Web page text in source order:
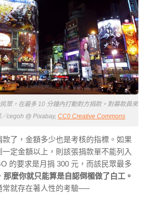
眾，在最多 10 分鐘內打動對方捐款。對募款員來
cegoh @ Pixabay, CC0 Creative Commons
了，金額多少也是考核的指標。如果
定金額以上，則該張捐款單不能列入
的要求是月捐 300 元，而該民眾最多
那麼你就只能算是自認倒楣做了白工。
常就存在著人性的考驗──